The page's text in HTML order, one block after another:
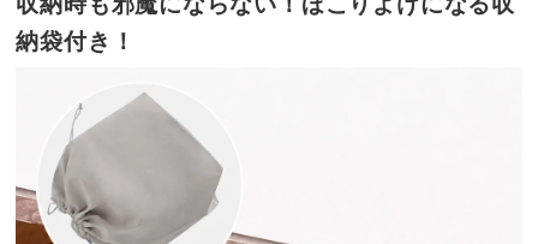
納袋付き！